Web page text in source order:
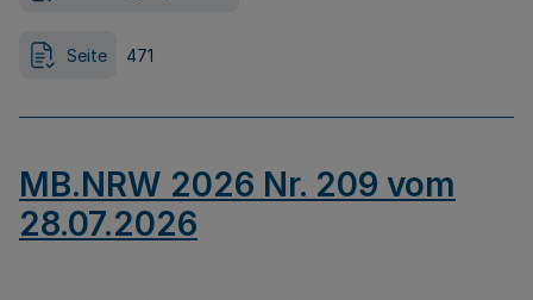
Seite 471
MB.NRW 2026 Nr. 209 vom
28.07.2026